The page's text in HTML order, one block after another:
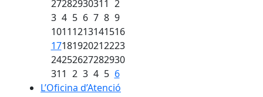
27282930311 2
3 4 5 6 7 8 9
10111213141516
17181920212223
24252627282930
311 2 3 4 5 6
L’Oficina d’Atenció Ciutadana Mòbil
L’Oficina d’Atenció